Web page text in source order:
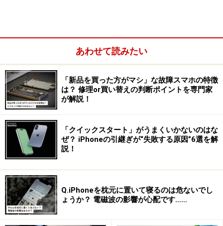
たとえば筆者は、以下のようにグレーのシンプルな壁紙
を設定しています。
これに、背景色が同じアプリアイコンを設置すること
で、パッと見では判断できないほど目立たないように設
背景色が同じアプリアイコンを設置して目立たないように
あわせて読みたい
「新品を買った方がマシ」な故障スマホの特徴
は？ 修理or買い替えの判断ポイントを専門家
が解説！
「クイックスタート」がうまくいかないのはな
ぜ？ iPhoneの引継ぎが“失敗する原因”6選を解
説！
Q.iPhoneを枕元に置いて寝るのは危ないでし
ょうか？ 電磁波の影響が心配です……